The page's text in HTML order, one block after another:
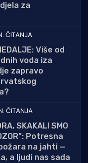
za
ČITANJA
Više od
voda iza
zapravo
ČITANJA
SKAKALI SMO
Potresna
na jahti —
a ljudi nas sada